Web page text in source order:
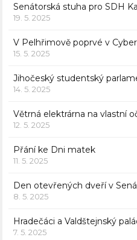
Senátorská stuha pro SDH
19. 5. 2025
V Pelhřimově poprvé v
15. 5. 2025
Jihočeský studentský
14. 5. 2025
Větrná elektrárna na vlastní
12. 5. 2025
Přání ke Dni matek
11. 5. 2025
Den otevřených dveří v
8. 5. 2025
Hradečáci a Valdštejnský
7. 5. 2025